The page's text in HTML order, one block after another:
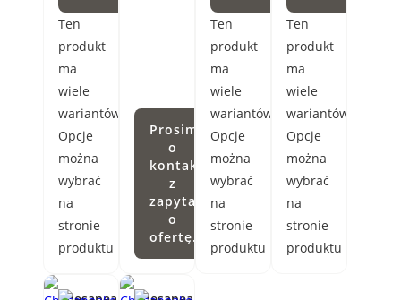
Ten
produkt
ma
wiele
wariantów.
Opcje
można
wybrać
na
stronie
produktu
Prosimy
o
kontakt
z
zapytaniem
o
ofertę.
Ten
produkt
ma
wiele
wariantów.
Opcje
można
wybrać
na
stronie
produktu
Ten
produkt
ma
wiele
wariantów.
Opcje
można
wybrać
na
stronie
produktu